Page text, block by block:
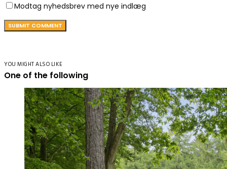
Modtag nyhedsbrev med nye indlæg
YOU MIGHT ALSO LIKE
One of the following